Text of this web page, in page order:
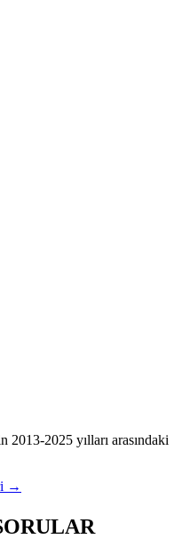
2013-2025 yılları arasındaki
→